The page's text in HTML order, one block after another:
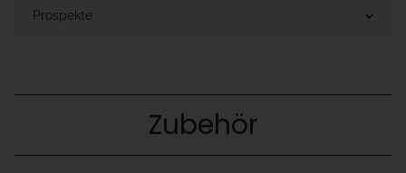
Prospekte
Zubehör